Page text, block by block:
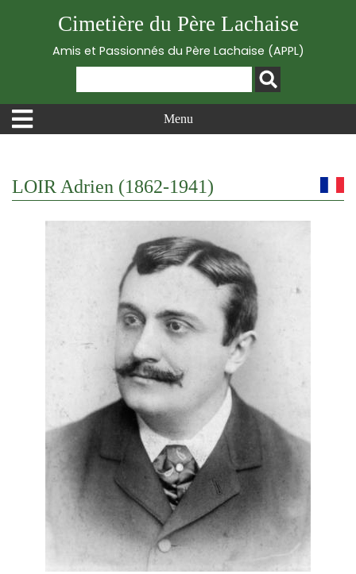
Cimetière du Père Lachaise
Amis et Passionnés du Père Lachaise (APPL)
Menu
LOIR Adrien (1862-1941)